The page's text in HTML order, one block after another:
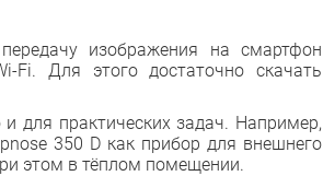
изображения на смартфон
Для этого достаточно скачать
для практических задач. Например,
350 D как прибор для внешнего
этом в тёплом помещении.